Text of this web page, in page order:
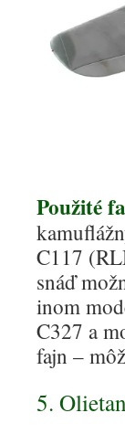
Použité
C117
snáď
inom
C327 a
fajn –
5.